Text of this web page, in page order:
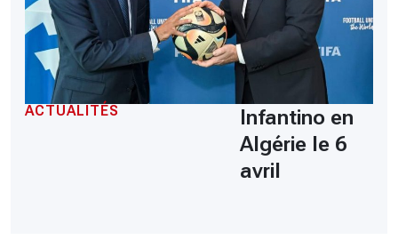
ACTUALITÉS
Infantino en
Algérie le 6
avril